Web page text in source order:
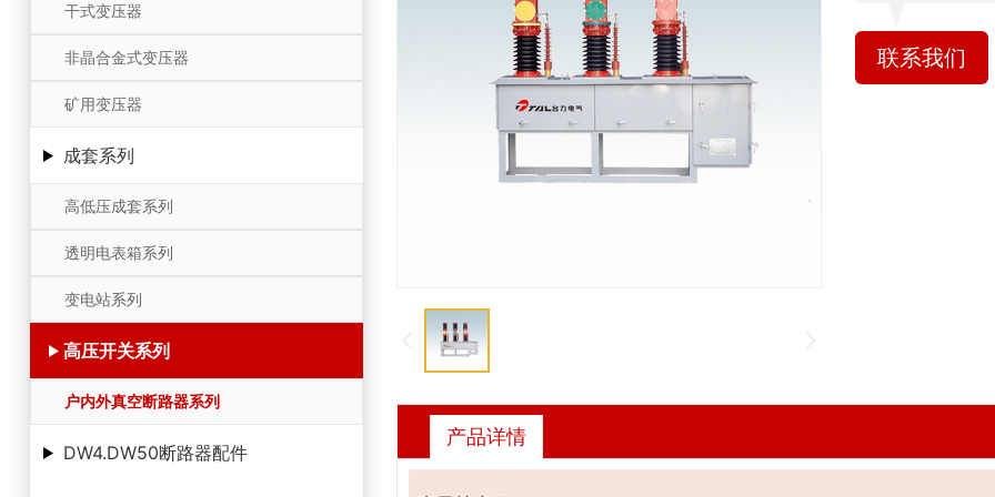
干式变压器
非晶合金式变压器
矿用变压器
成套系列
高低压成套系列
透明电表箱系列
变电站系列
高压开关系列
户内外真空断路器系列
DW4.DW50断路器配件
联系我们
产品详情